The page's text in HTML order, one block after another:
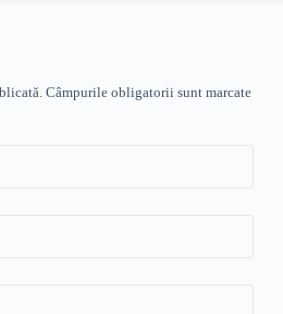
Câmpurile obligatorii sunt marcate